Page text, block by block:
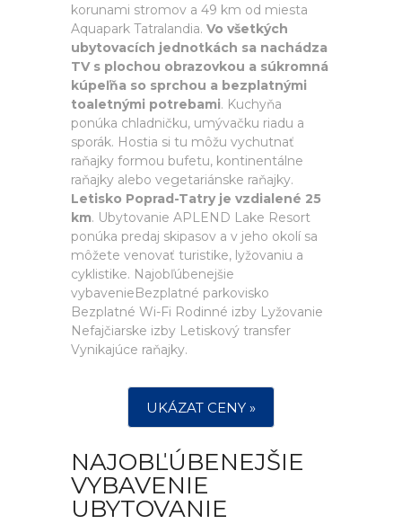
korunami stromov a 49 km od miesta
Aquapark Tatralandia. Vo všetkých
ubytovacích jednotkách sa nachádza
TV s plochou obrazovkou a súkromná
kúpeľňa so sprchou a bezplatnými
toaletnými potrebami. Kuchyňa
ponúka chladničku, umývačku riadu a
sporák. Hostia si tu môžu vychutnať
raňajky formou bufetu, kontinentálne
raňajky alebo vegetariánske raňajky.
Letisko Poprad-Tatry je vzdialené 25
km. Ubytovanie APLEND Lake Resort
ponúka predaj skipasov a v jeho okolí sa
môžete venovať turistike, lyžovaniu a
cyklistike. Najobľúbenejšie
vybavenieBezplatné parkovisko
Bezplatné Wi-Fi Rodinné izby Lyžovanie
Nefajčiarske izby Letiskový transfer
Vynikajúce raňajky.
UKÁZAT CENY »
NAJOBĽÚBENEJŠIE
VYBAVENIE
UBYTOVANIE